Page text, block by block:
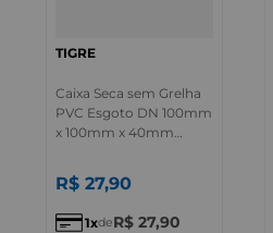
TIGRE
Caixa Seca sem Grelha
PVC Esgoto DN 100mm
x 100mm x 40mm
R$ 27,90
1 deR$ 27,90